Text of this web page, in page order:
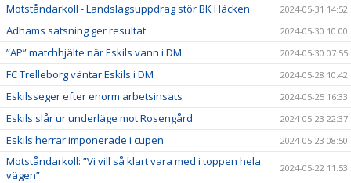
Motståndarkoll - Landslagsuppdrag stör BK Häcken 2024-05-31 14:52
Adhams satsning ger resultat 2024-05-30 10:00
”AP” matchhjälte när Eskils vann i DM 2024-05-30 07:55
FC Trelleborg väntar Eskils i DM 2024-05-28 10:42
Eskilsseger efter enorm arbetsinsats 2024-05-25 16:33
Eskils slår ur underläge mot Rosengård 2024-05-23 22:37
Eskils herrar imponerade i cupen 2024-05-23 08:50
Motståndarkoll: ”Vi vill så klart vara med i toppen hela
vägen”
2024-05-22 11:53